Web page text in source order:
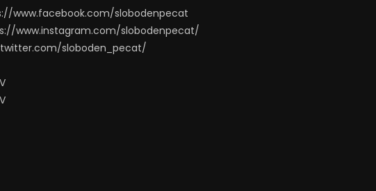
www.facebook.com/slobodenpecat
www.instagram.com/slobodenpecat/
twitter.com/sloboden_pecat/